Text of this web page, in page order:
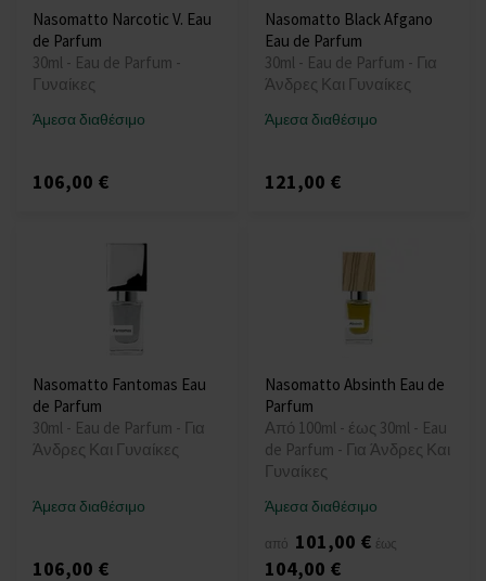
Nasomatto Narcotic V. Eau
de Parfum
30ml - Eau de Parfum -
Γυναίκες
Άμεσα διαθέσιμο
106,00 €
Nasomatto Black Afgano
Eau de Parfum
30ml - Eau de Parfum - Για
Άνδρες Και Γυναίκες
Άμεσα διαθέσιμο
121,00 €
Nasomatto Fantomas Eau
de Parfum
30ml - Eau de Parfum - Για
Άνδρες Και Γυναίκες
Άμεσα διαθέσιμο
106,00 €
Nasomatto Absinth Eau de
Parfum
Από 100ml - έως 30ml - Eau
de Parfum - Για Άνδρες Και
Γυναίκες
Άμεσα διαθέσιμο
από 101,00 € έως
104,00 €